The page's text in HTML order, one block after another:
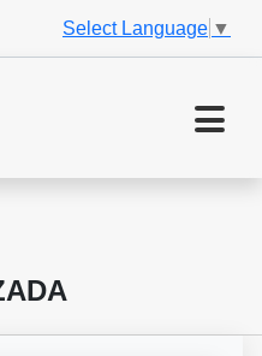
Select Language ▼